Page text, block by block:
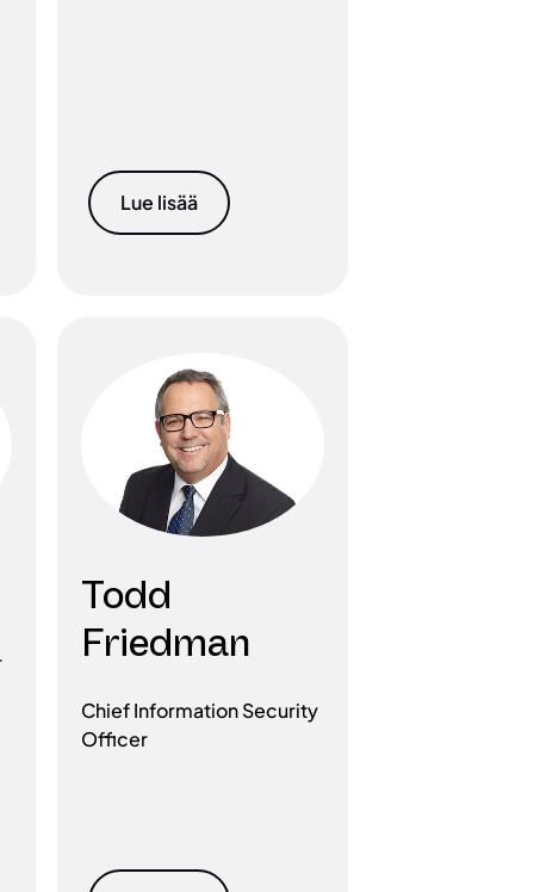
Lue lisää
Todd
Friedman
Chief Information Security
Officer